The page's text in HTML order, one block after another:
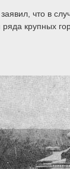
что в
крупных